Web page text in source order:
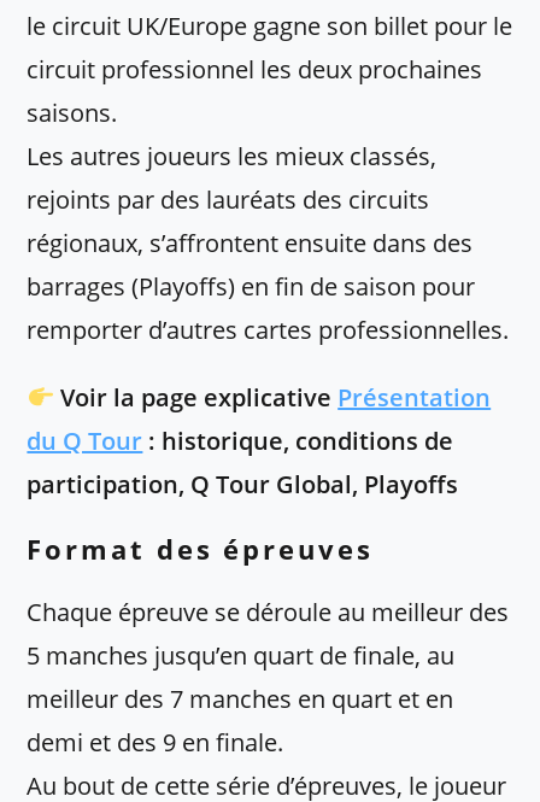
le circuit UK/Europe gagne son billet pour le
circuit professionnel les deux prochaines
saisons.
Les autres joueurs les mieux classés,
rejoints par des lauréats des circuits
régionaux, s’affrontent ensuite dans des
barrages (Playoffs) en fin de saison pour
remporter d’autres cartes professionnelles.
Voir la page explicative Présentation
du Q Tour : historique, conditions de
participation, Q Tour Global, Playoffs
Format des épreuves
Chaque épreuve se déroule au meilleur des
5 manches jusqu’en quart de finale, au
meilleur des 7 manches en quart et en
demi et des 9 en finale.
Au bout de cette série d’épreuves, le joueur